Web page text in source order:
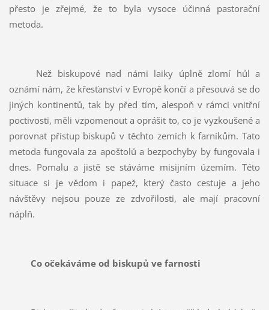
přesto je zřejmé, že to byla vysoce účinná pastorační
metoda.
Než biskupové nad námi laiky úplně zlomí hůl a
oznámí nám, že křesťanství v Evropě končí a přesouvá se do
jiných kontinentů, tak by před tím, alespoň v rámci vnitřní
poctivosti, měli vzpomenout a oprášit to, co je vyzkoušené a
porovnat přístup biskupů v těchto zemích k farníkům. Tato
metoda fungovala za apoštolů a bezpochyby by fungovala i
dnes. Pomalu a jistě se stáváme misijním územím. Této
situace si je vědom i papež, který často cestuje a jeho
návštěvy nejsou pouze ze zdvořilosti, ale mají pracovní
náplň.
Co očekáváme od biskupů ve farnosti